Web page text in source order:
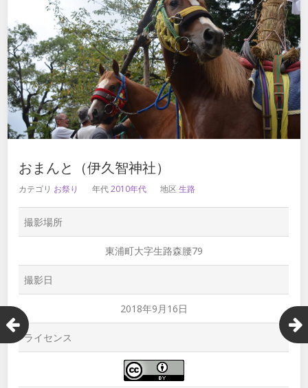
おまんと（伊久智神社）
カテゴリ お祭り 年代2010年代 地区生路
撮影場所
東浦町大字生路森腰79
撮影日
2018年9月16日
ライセンス